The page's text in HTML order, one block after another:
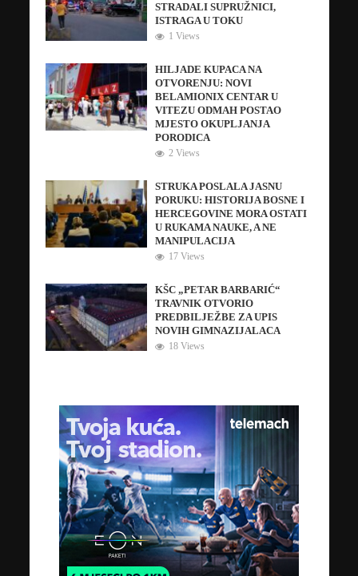
STRADALI SUPRUŽNICI,
ISTRAGA U TOKU
1 Views
HILJADE KUPACA NA
OTVORENJU: NOVI
BELAMIONIX CENTAR U
VITEZU ODMAH POSTAO
MJESTO OKUPLJANJA
PORODICA
2 Views
STRUKA POSLALA JASNU
PORUKU: HISTORIJA BOSNE I
HERCEGOVINE MORA OSTATI
U RUKAMA NAUKE, A NE
MANIPULACIJA
17 Views
KŠC „PETAR BARBARIĆ“
TRAVNIK OTVORIO
PREDBILJEŽBE ZA UPIS
NOVIH GIMNAZIJALACA
18 Views